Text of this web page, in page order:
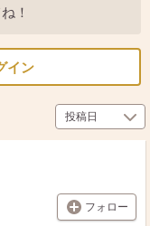
！
イン
フォロー